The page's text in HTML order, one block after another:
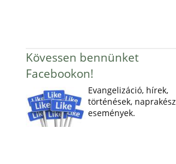
Kövessen bennünket
Facebookon!
Evangelizáció, hírek,
történések, naprakész
események.